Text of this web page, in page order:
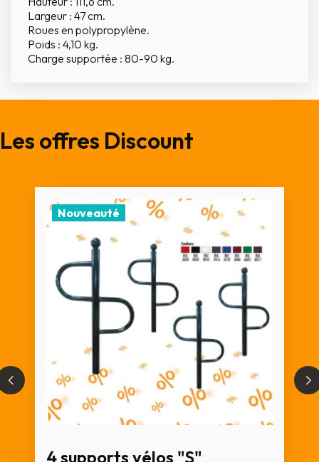
Largeur : 47 cm.
Roues en polypropylène.
Poids : 4,10 kg.
Charge supportée : 80-90 kg.
Les offres Discount
4 supports vélos "S"
Nouveauté